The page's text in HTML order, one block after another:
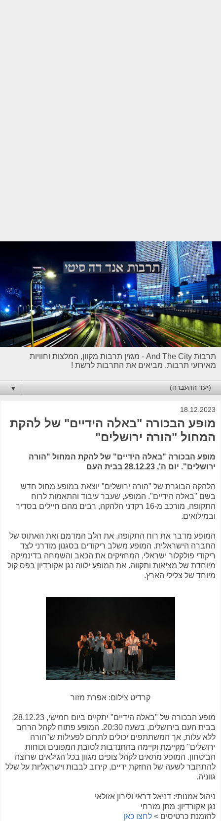
תרבות And The City - מגזין תרבות מקוון, המלצות וחוויות
מאירועי תרבות. מביאים את התרבות לרשת !
▼
18.12.2023
מופע הבכורה "באלה הידיים" של להקת
המחול "הורה ירושלים"
מופע הבכורה "באלה הידיים" של להקת המחול "הורה
ירושלים". יום ה', 28.12.23 בבית העם
הלהקה הבוגרת של "הורה ירושלים" יוצאת במופע מחול חדש
בשם "באלה הידיים". המופע, שעבר עיבוד והתאמות לרוח
התקופה, מורכב מ-16 רקדני הלהקה, רבים מהם חיילים בסדיר
ובמילואים.
המופע מדבר את רוח התקופה, את הלב המדמם ואת האתוס של
החברה הישראלית. המופע משלב ריקודים בסגנון מודרני לצד
ריקודי פולקלור ישראלי, המחזיקים את הכאב והשמחה בדינמיקה
מיוחדת של מציאות ותקווה. את המופע ילווה נגן אקורדיון בפס קול
מיוחד של צלילי הארץ.
קרדיט צילום: אפרת מזור
מופע הבכורה של "באלה הידיים" יתקיים ביום חמישי, 28.12.23,
בבית העם בירושלים, בשעה 20:30. המופע פתוח לקהל הרחב
ללא עלות, אך המשתתפים יכולים לתרום לפעילות ש"הורה
ירושלים" מקיימת וקיימה בהתנדבות לטובת המפונים וכוחות
הביטחון. המופע מתאים לקהל צופים מגוון בכל הגילאים שרוצה
להתחבר לשעה של החזקת ידיים, קירוב לבבות וישראליות על שלל
גווניה.
ניהול אמנותי: דניאל דראי ולירון אזולאי
נגן אקורדיון: מתן מזרחי
להזמנת כרטיסים > לחצו כאן